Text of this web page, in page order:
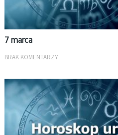
7 marca
BRAK KOMENTARZY
MARZEC